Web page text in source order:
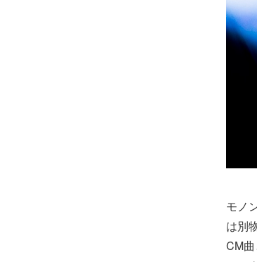
モノ
は別
CM